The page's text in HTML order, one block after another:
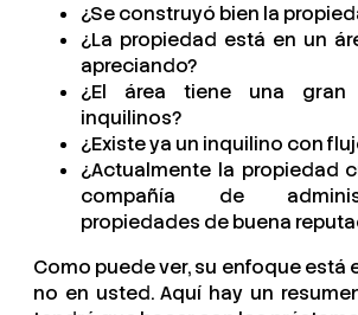
¿Se construyó bien la
¿La propiedad está en un
apreciando?
¿El área tiene una gran
inquilinos?
¿Existe ya un inquilino con
¿Actualmente la propiedad
compañía de
propiedades de buena
Como puede ver, su enfoque está
no en usted. Aquí hay un